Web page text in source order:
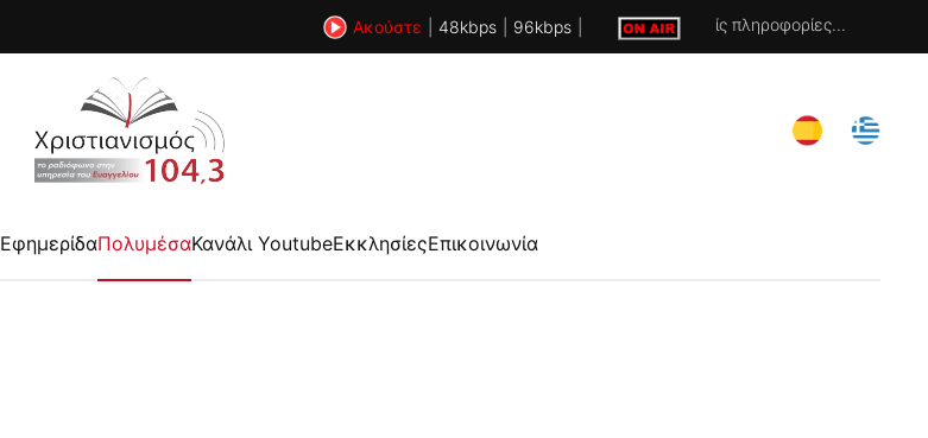
Ακούστε 48kbps 96kbps Χωρίς πληροφορίες...
ΕφημερίδαΠολυμέσαΚανάλι YoutubeΕκκλησίεςΕπικοινωνία